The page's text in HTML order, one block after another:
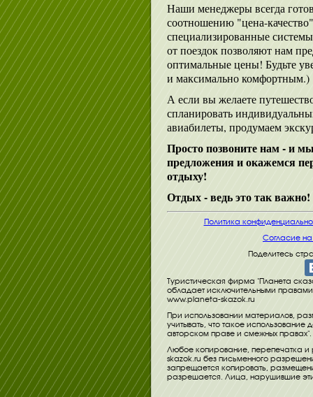
Наши менеджеры всегда
соотношению "цена-
специализированные
от поездок позволяют нам
оптимальные цены! Будьте
и максимально комфортным.)
А если вы желаете
спланировать
авиабилеты, продумаем
Просто позвоните нам - и
предложения и окажемся
отдыху!
Отдых - ведь это так важно!
Политика
Согласие
Поделитесь
Туристическая фирма "Планета
обладает исключительными
www.planeta-skazok.ru
При использовании материалов,
учитывать, что такое использование
авторском праве и смежных правах".
Любое копирование, перепечатка
skazok.ru без письменного
запрещается копировать,
разрешается. Лица, нарушившие